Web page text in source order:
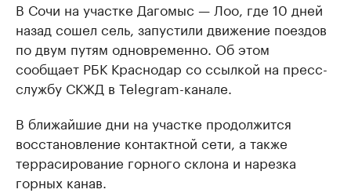
В Сочи на участке Дагомыс — Лоо, где 10 дней
назад сошел сель, запустили движение поездов
по двум путям одновременно. Об этом
сообщает РБК Краснодар со ссылкой на пресс-
службу СКЖД в Telegram-канале.
В ближайшие дни на участке продолжится
восстановление контактной сети, а также
террасирование горного склона и нарезка
горных канав.